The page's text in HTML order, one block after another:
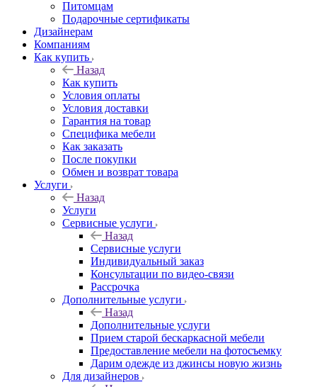
Питомцам
Подарочные сертификаты
Дизайнерам
Компаниям
Как купить
Назад
Как купить
Условия оплаты
Условия доставки
Гарантия на товар
Специфика мебели
Как заказать
После покупки
Обмен и возврат товара
Услуги
Назад
Услуги
Сервисные услуги
Назад
Сервисные услуги
Индивидуальный заказ
Консультации по видео-связи
Рассрочка
Дополнительные услуги
Назад
Дополнительные услуги
Прием старой бескаркасной мебели
Предоставление мебели на фотосъемку
Дарим одежде из джинсы новую жизнь
Для дизайнеров